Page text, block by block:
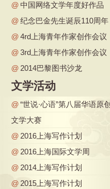
@ 中国网络文学年度好作品
@ 纪念巴金先生诞辰110周年
@ 4rd上海青年作家创作会议
@ 3rd上海青年作家创作会议
@ 2014巴黎图书沙龙
文学活动
@ “世说·心语”第八届华语原创
文学大赛
@ 2016上海写作计划
@ 2016上海国际文学周
@ 2014上海写作计划
@ 2015上海写作计划